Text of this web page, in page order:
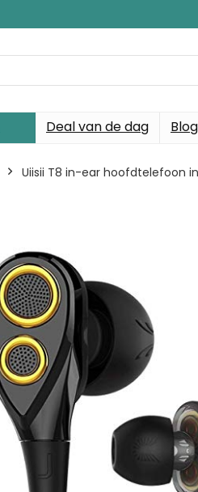
Deal van de dag
Uiisii T8 in-ear hoofdtelefoon